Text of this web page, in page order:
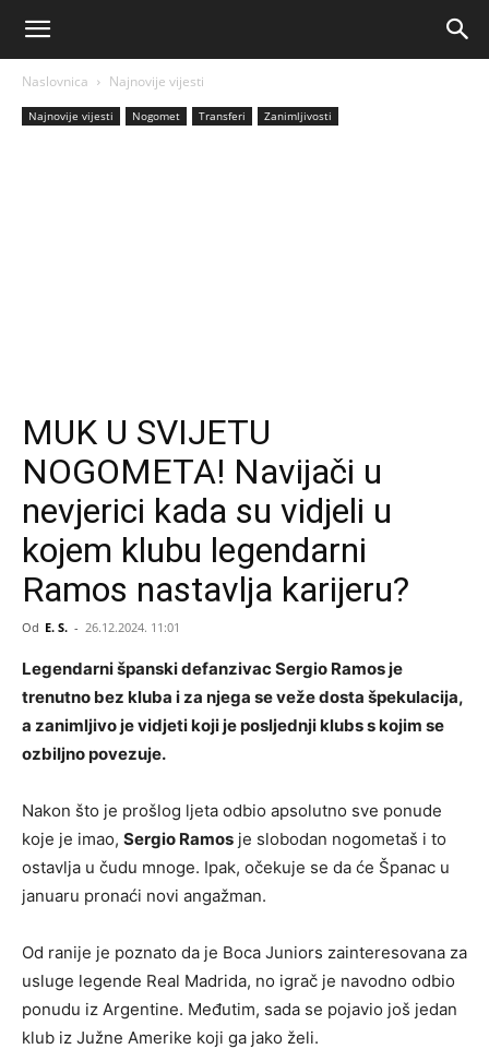
Naslovnica Najnovije vijesti
Najnovije vijesti Nogomet Transferi Zanimljivosti
MUK U SVIJETU
NOGOMETA! Navijači u
nevjerici kada su vidjeli u
kojem klubu legendarni
Ramos nastavlja karijeru?
Od E. S. - 26.12.2024. 11:01
Legendarni španski defanzivac Sergio Ramos je
trenutno bez kluba i za njega se veže dosta špekulacija,
a zanimljivo je vidjeti koji je posljednji klubs s kojim se
ozbiljno povezuje.
Nakon što je prošlog ljeta odbio apsolutno sve ponude
koje je imao, Sergio Ramos je slobodan nogometaš i to
ostavlja u čudu mnoge. Ipak, očekuje se da će Španac u
januaru pronaći novi angažman.
Od ranije je poznato da je Boca Juniors zainteresovana za
usluge legende Real Madrida, no igrač je navodno odbio
ponudu iz Argentine. Međutim, sada se pojavio još jedan
klub iz Južne Amerike koji ga jako želi.